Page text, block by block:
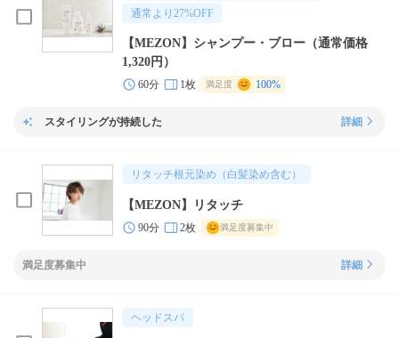
通常より 27%OFF
【MEZON】シャンプー・ブロー（通常価格
1,320円）
60分 1枚 満足度 100%
スタイリングが持続した 詳細
リタッチ根元染め（白髪染め含む）
【MEZON】リタッチ
90分 2枚 満足度募集中
満足度募集中 詳細
ヘッドスパ